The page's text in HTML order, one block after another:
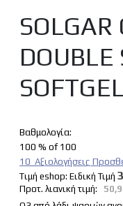
DOUBLE
Βαθμολογία:
100 % of 100
10 Αξιολογήσεις
Tιμή eshop: Ειδική Τιμή
Προτ. λιανική τιμή: